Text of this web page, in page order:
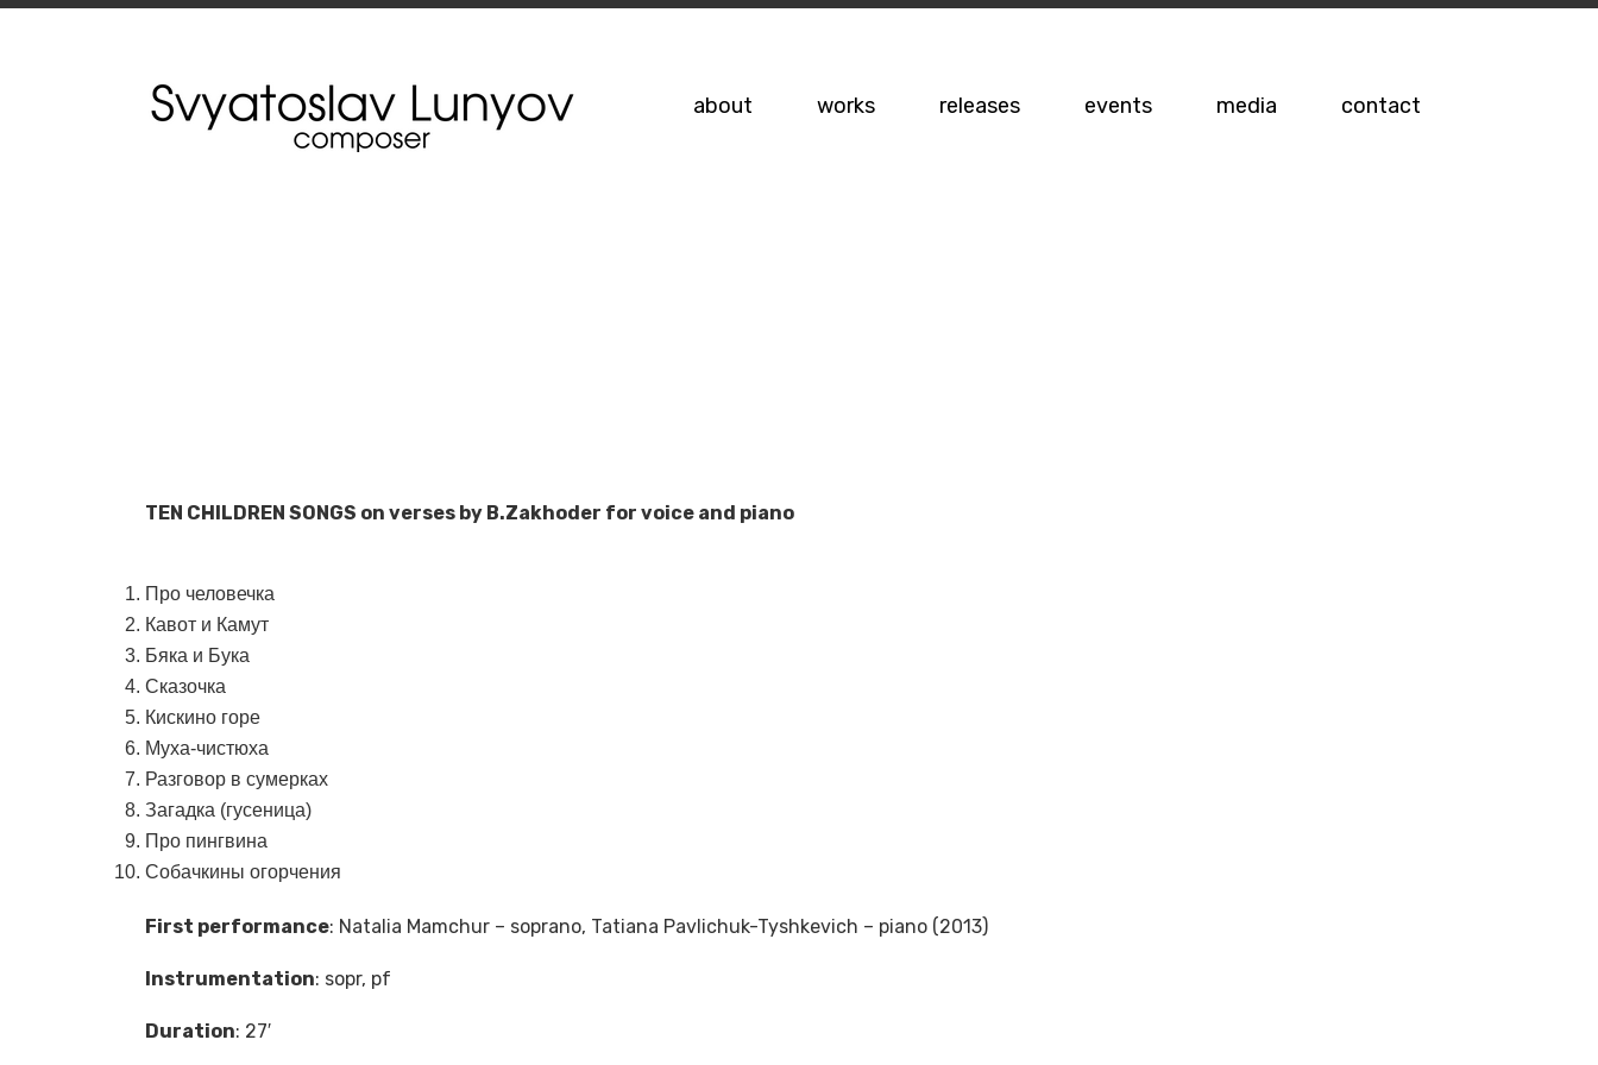
about works releases events media contact
TEN CHILDREN SONGS on verses by B.Zakhoder for voice and piano
Про человечка
Кавот и Камут
Бяка и Бука
Сказочка
Кискино горе
Муха-чистюха
Разговор в сумерках
Загадка (гусеница)
Про пингвина
Собачкины огорчения
First performance: Natalia Mamchur – soprano, Tatiana Pavlichuk-Tyshkevich – piano (2013)
Instrumentation: sopr, pf
Duration: 27′